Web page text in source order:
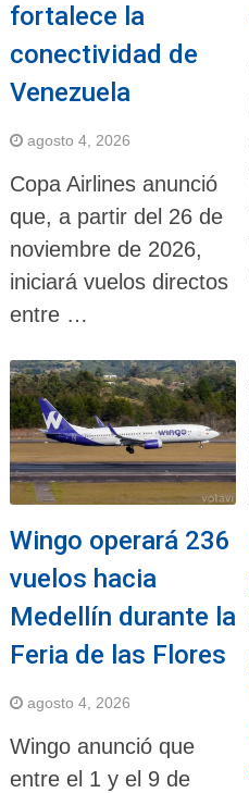
fortalece la
conectividad de
Venezuela
agosto 4, 2026
Copa Airlines anunció
que, a partir del 26 de
noviembre de 2026,
iniciará vuelos directos
entre …
Wingo operará 236
vuelos hacia
Medellín durante la
Feria de las Flores
agosto 4, 2026
Wingo anunció que
entre el 1 y el 9 de